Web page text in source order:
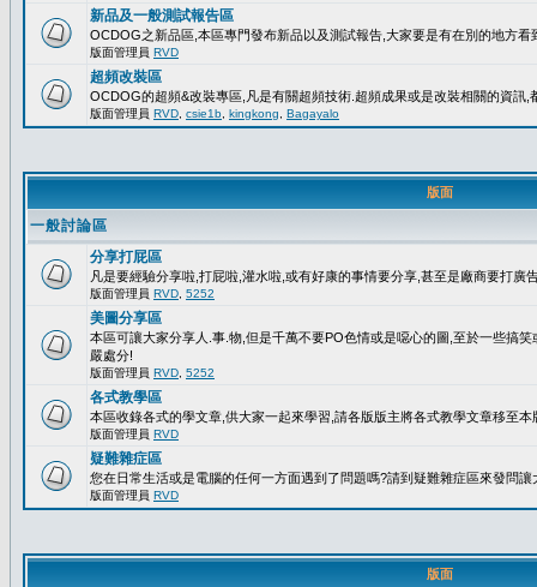
新品及一般測試報告區
OCDOG之新品區,本區專門發布新品以及測試報告,大家要是有在別的地方看
版面管理員 RVD
超頻改裝區
OCDOG的超頻&改裝專區,凡是有關超頻技術.超頻成果或是改裝相關的資訊,
版面管理員 RVD csie1b kingkong Bagayalo
版面
一般討論區
分享打屁區
凡是要經驗分享啦,打屁啦,灌水啦,或有好康的事情要分享,甚至是廠商要打廣
版面管理員 RVD 5252
美圖分享區
本區可讓大家分享人.事.物,但是千萬不要PO色情或是噁心的圖,至於一些搞
嚴處分!
版面管理員 RVD 5252
各式教學區
本區收錄各式的學文章,供大家一起來學習,請各版版主將各式教學文章移至本
版面管理員 RVD
疑難雜症區
您在日常生活或是電腦的任何一方面遇到了問題嗎?請到疑難雜症區來發問讓
版面管理員 RVD
版面